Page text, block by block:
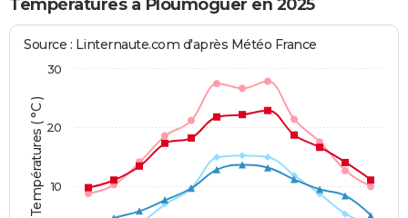
Températures à Ploumoguer en 2025
Températures ( °C )
Source : Linternaute.com d'après Météo France
10
20
30